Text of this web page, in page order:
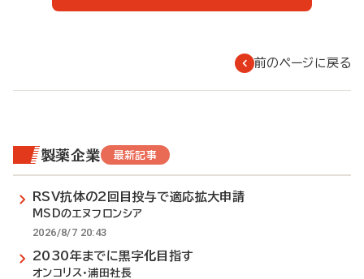
前のページに戻る
製薬企業 最新記事
RSV抗体の2回目投与で適応拡大申請
MSDのエヌフロンシア
2026/8/7 20:43
2030年までに黒字化目指す
オンコリス・浦田社長